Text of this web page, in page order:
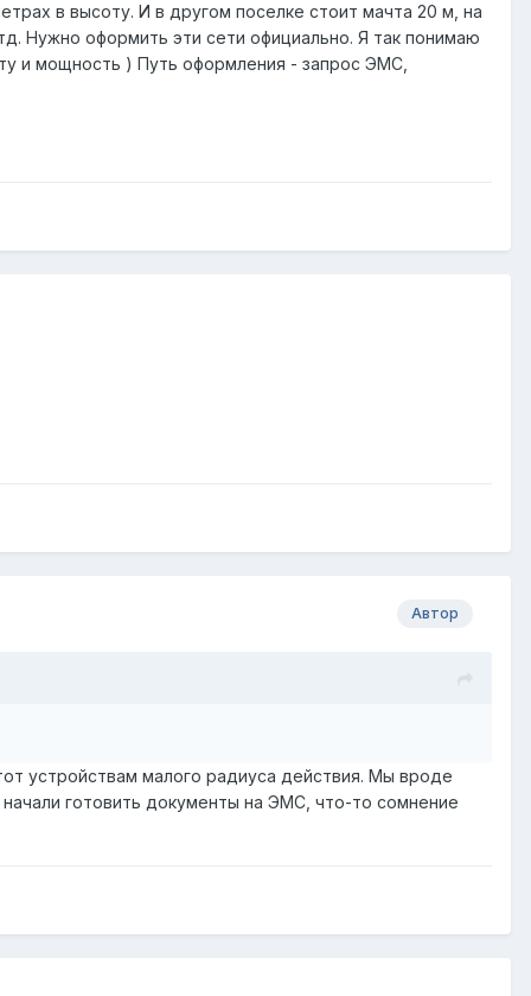
в высоту. И в другом поселке стоит мачта 20 м, на
Нужно оформить эти сети официально. Я так понимаю
и мощность ) Путь оформления - запрос ЭМС,
Автор
устройствам малого радиуса действия. Мы вроде
готовить документы на ЭМС, что-то сомнение